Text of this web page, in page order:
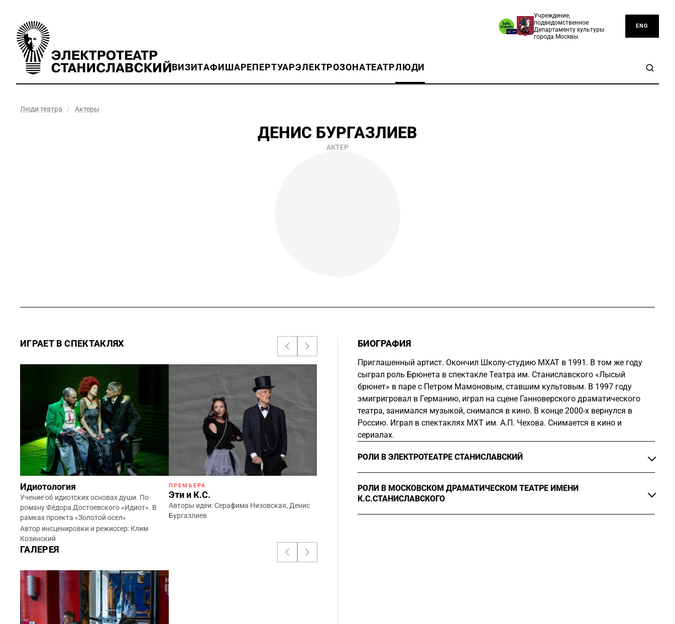
Учреждение,
подведомственное
Департаменту культуры
города Москвы
ENG
ВИЗИТАФИШАРЕПЕРТУАРЭЛЕКТРОЗОНАТЕАТРЛЮДИ
Люди театра / Актеры
ДЕНИС БУРГАЗЛИЕВ
АКТЕР
ИГРАЕТ В СПЕКТАКЛЯХ
Идиотология
Учение об идиотских основах души. По
роману Фёдора Достоевского «Идиот». В
рамках проекта «Золотой осел»
Автор инсценировки и режиссер: Клим
Козинский
ПРЕМЬЕРА
Эти и К.С.
Авторы идеи: Серафима Низовская, Денис
Бургазлиев
ГАЛЕРЕЯ
БИОГРАФИЯ
Приглашенный артист. Окончил Школу-студию МХАТ в 1991. В том же году
сыграл роль Брюнета в спектакле Театра им. Станиславского «Лысый
брюнет» в паре с Петром Мамоновым, ставшим культовым. В 1997 году
эмигригровал в Германию, играл на сцене Ганноверского драматического
театра, занимался музыкой, снимался в кино. В конце 2000-х вернулся в
Россию. Играл в спектаклях МХТ им. А.П. Чехова. Снимается в кино и
сериалах.
РОЛИ В ЭЛЕКТРОТЕАТРЕ СТАНИСЛАВСКИЙ
Козинский
РОЛИ В МОСКОВСКОМ ДРАМАТИЧЕСКОМ ТЕАТРЕ ИМЕНИ
К.С.СТАНИСЛАВСКОГО